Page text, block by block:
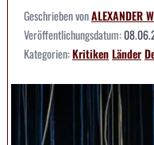
Geschrieben vonALEXANDER
Veröffentlichungsdatum:
Kategorien:KritikenLänder